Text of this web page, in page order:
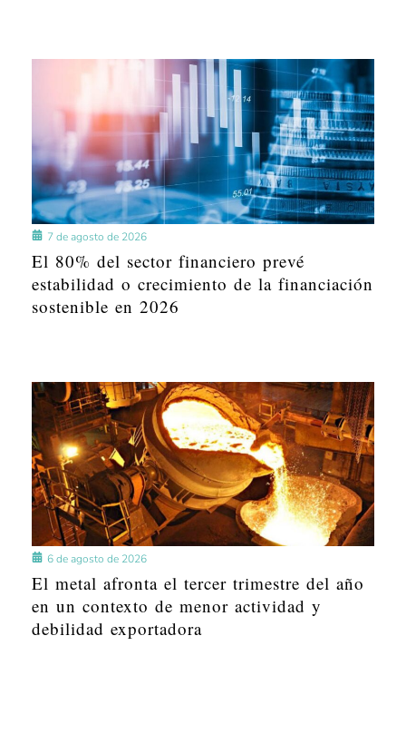
7 de agosto de 2026
El 80% del sector financiero prevé
estabilidad o crecimiento de la financiación
sostenible en 2026
6 de agosto de 2026
El metal afronta el tercer trimestre del año
en un contexto de menor actividad y
debilidad exportadora